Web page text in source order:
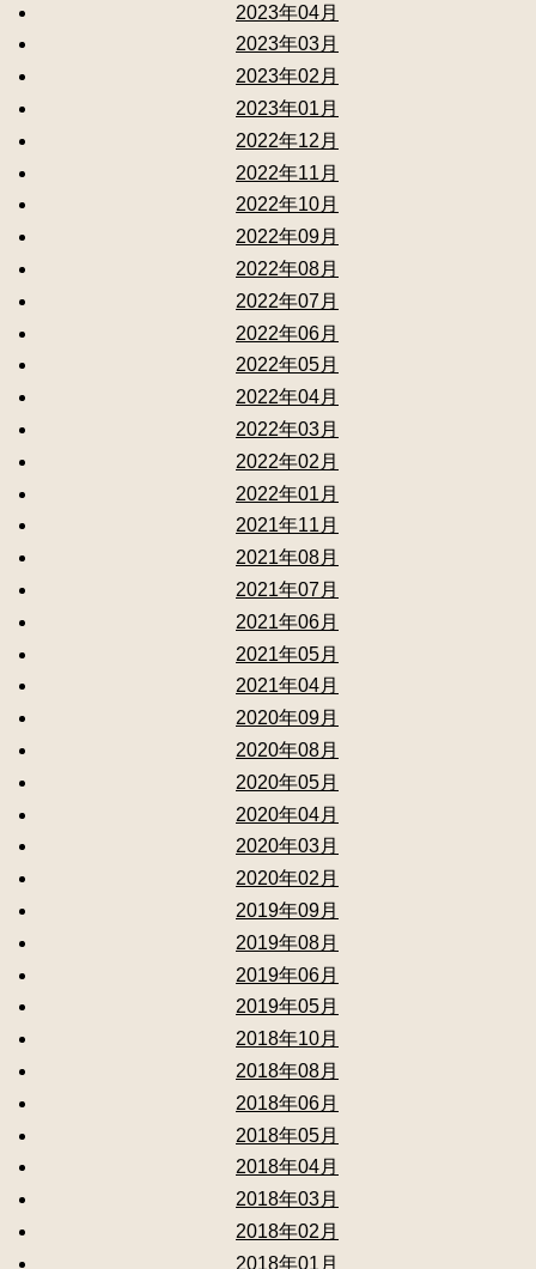
2023年04月
2023年03月
2023年02月
2023年01月
2022年12月
2022年11月
2022年10月
2022年09月
2022年08月
2022年07月
2022年06月
2022年05月
2022年04月
2022年03月
2022年02月
2022年01月
2021年11月
2021年08月
2021年07月
2021年06月
2021年05月
2021年04月
2020年09月
2020年08月
2020年05月
2020年04月
2020年03月
2020年02月
2019年09月
2019年08月
2019年06月
2019年05月
2018年10月
2018年08月
2018年06月
2018年05月
2018年04月
2018年03月
2018年02月
2018年01月